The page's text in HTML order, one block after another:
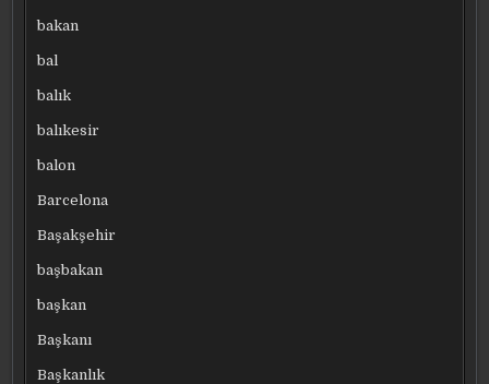
bakan
bal
balık
balıkesir
balon
Barcelona
Başakşehir
başbakan
başkan
Başkanı
Başkanlık